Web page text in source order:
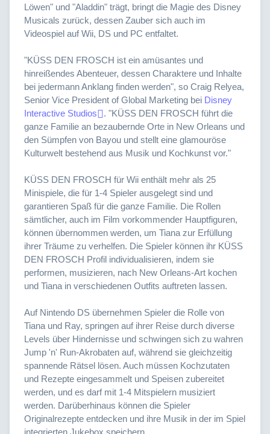
Löwen" und "Aladdin" trägt, bringt die Magie des Disney
Musicals zurück, dessen Zauber sich auch im
Videospiel auf Wii, DS und PC entfaltet.
"KÜSS DEN FROSCH ist ein amüsantes und
hinreißendes Abenteuer, dessen Charaktere und Inhalte
bei jedermann Anklang finden werden", so Craig Relyea,
Senior Vice President of Global Marketing bei Disney
Interactive Studios
. "KÜSS DEN FROSCH führt die
ganze Familie an bezaubernde Orte in New Orleans und
den Sümpfen von Bayou und stellt eine glamouröse
Kulturwelt bestehend aus Musik und Kochkunst vor."
KÜSS DEN FROSCH für Wii enthält mehr als 25
Minispiele, die für 1-4 Spieler ausgelegt sind und
garantieren Spaß für die ganze Familie. Die Rollen
sämtlicher, auch im Film vorkommender Hauptfiguren,
können übernommen werden, um Tiana zur Erfüllung
ihrer Träume zu verhelfen. Die Spieler können ihr KÜSS
DEN FROSCH Profil individualisieren, indem sie
performen, musizieren, nach New Orleans-Art kochen
und Tiana in verschiedenen Outfits auftreten lassen.
Auf Nintendo DS übernehmen Spieler die Rolle von
Tiana und Ray, springen auf ihrer Reise durch diverse
Levels über Hindernisse und schwingen sich zu wahren
Jump 'n' Run-Akrobaten auf, während sie gleichzeitig
spannende Rätsel lösen. Auch müssen Kochzutaten
und Rezepte eingesammelt und Speisen zubereitet
werden, und es darf mit 1-4 Mitspielern musiziert
werden. Darüberhinaus können die Spieler
Originalrezepte entdecken und ihre Musik in der im Spiel